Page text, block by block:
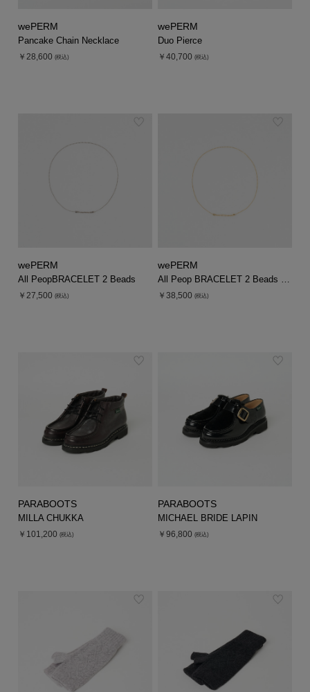
wePERM
Pancake Chain Necklace
￥28,600 (税込)
wePERM
Duo Pierce
￥40,700 (税込)
wePERM
All PeopBRACELET 2 Beads
￥27,500 (税込)
wePERM
￥38,500 (税込)
PARABOOTS
MILLA CHUKKA
￥101,200 (税込)
PARABOOTS
MICHAEL BRIDE LAPIN
￥96,800 (税込)